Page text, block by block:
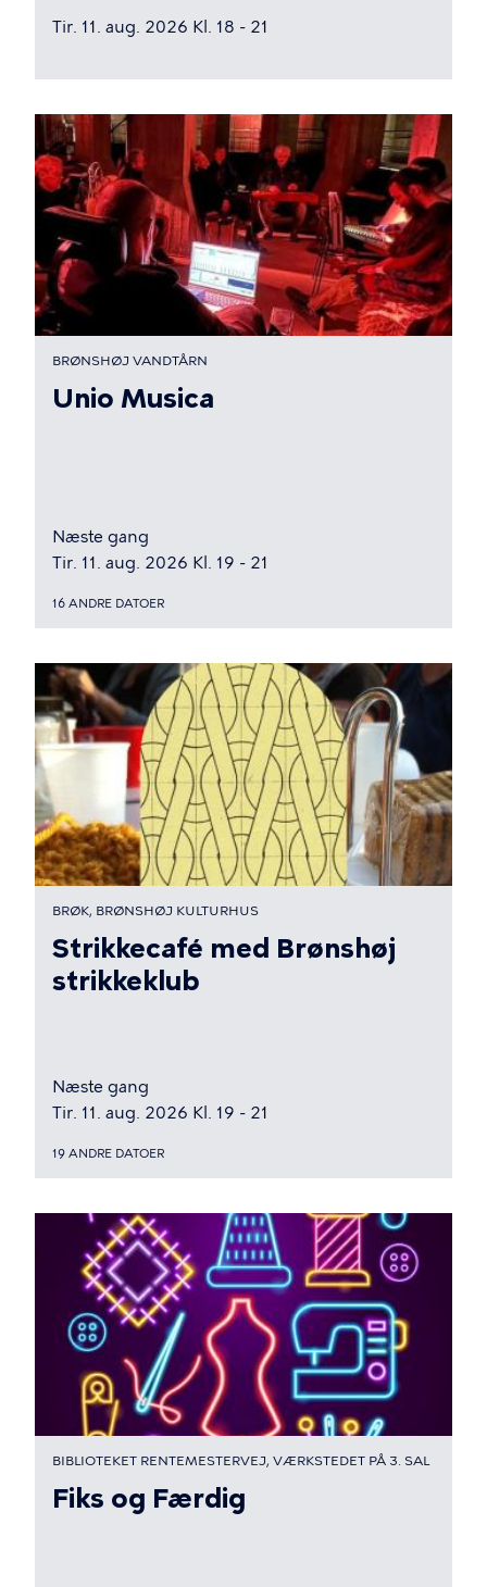
Tir. 11. aug. 2026 Kl. 18 - 21
BRØNSHØJ VANDTÅRN
Unio Musica
Næste gang
Tir. 11. aug. 2026 Kl. 19 - 21
16 ANDRE DATOER
BRØK, BRØNSHØJ KULTURHUS
Strikkecafé med Brønshøj
strikkeklub
Næste gang
Tir. 11. aug. 2026 Kl. 19 - 21
19 ANDRE DATOER
BIBLIOTEKET RENTEMESTERVEJ, VÆRKSTEDET PÅ 3. SAL
Fiks og Færdig